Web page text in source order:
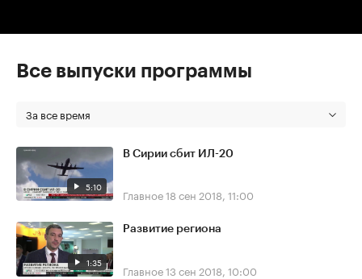
Все выпуски программы
За все время
5:10
В Сирии сбит ИЛ-20
Главное18 сен 2018, 11:00
1:35
Развитие региона
Главное13 сен 2018, 10:00